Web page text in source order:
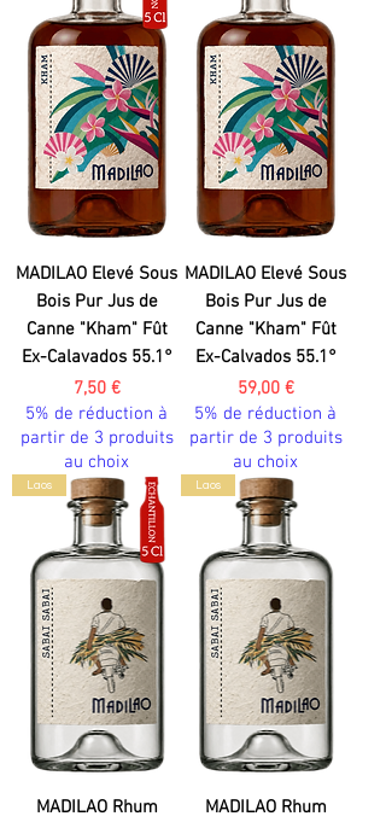
MADILAO Elevé Sous
Bois Pur Jus de
Canne "Kham" Fût
Ex-Calavados 55.1°
Prix
7,50 €
5% de réduction à
partir de 3 produits
au choix
MADILAO Elevé Sous
Bois Pur Jus de
Canne "Kham" Fût
Ex-Calvados 55.1°
Prix
59,00 €
5% de réduction à
partir de 3 produits
au choix
Laos
MADILAO Rhum
Laos
MADILAO Rhum